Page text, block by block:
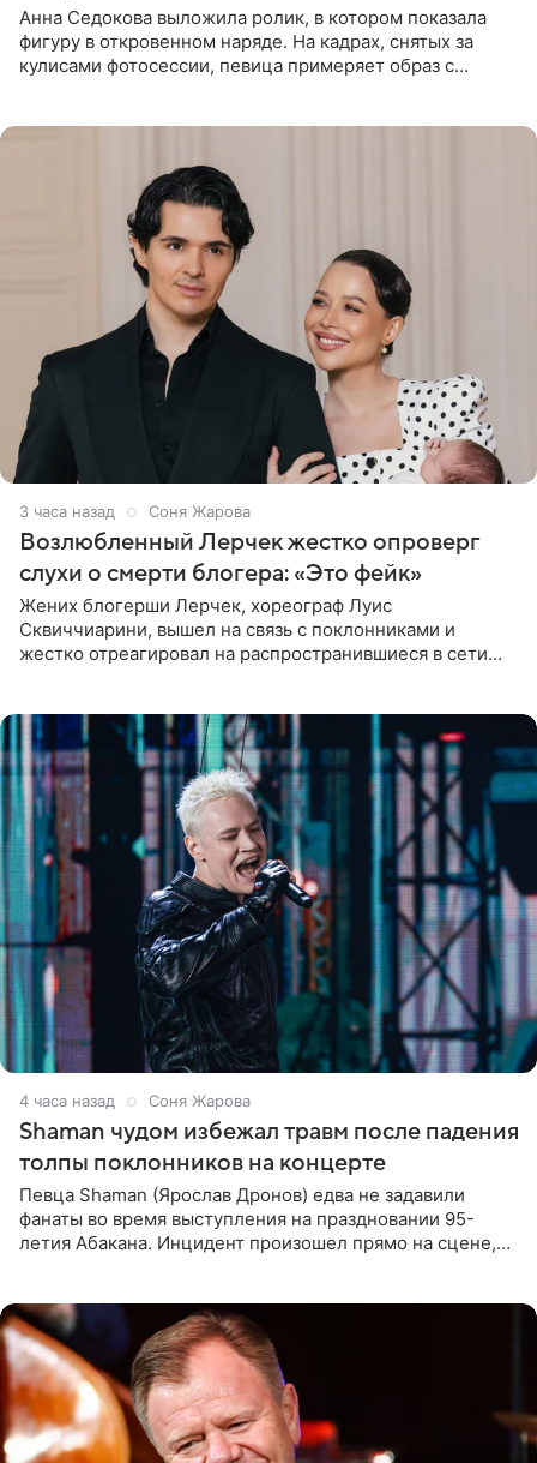
Анна Седокова выложила ролик, в котором показала
фигуру в откровенном наряде. На кадрах, снятых за
кулисами фотосессии, певица примеряет образ с
3 часа назад Соня Жарова
Возлюбленный Лерчек жестко опроверг
слухи о смерти блогера: «Это фейк»
Жених блогерши Лерчек, хореограф Луис
Сквиччиарини, вышел на связь с поклонниками и
жестко отреагировал на распространившиеся в сети
4 часа назад Соня Жарова
Shaman чудом избежал травм после падения
толпы поклонников на концерте
Певца Shaman (Ярослав Дронов) едва не задавили
фанаты во время выступления на праздновании 95-
летия Абакана. Инцидент произошел прямо на сцене,